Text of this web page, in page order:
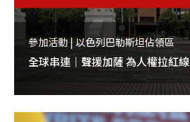
參加活動 | 以色列巴勒斯坦佔領區
全球串連｜聲援加薩 為人權拉紅線